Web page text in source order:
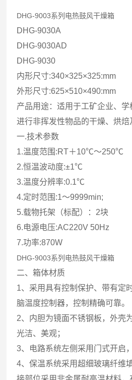
DHG-9003系列电热鼓风干燥箱
DHG-9030A
DHG-9030AD
DHG-9030
内形尺寸:340×325×325:mm
外形尺寸:625×510×490:mm
产品用途：适用于工矿企业、
进行非挥发性物品的干燥、烘焙
一.技术参数
1.温度范围:RT＋10℃～250℃
2.恒温波动度:±1℃
3.温度分辨率:0.1℃
4.定时范围:1～9999min;
5.载物托架（标配）：2块
6.电源电压:AC220V 50Hz
7.功率:870W
DHG-9003系列电热鼓风干燥箱
二、箱体材质
1、采用具有控制保护、带有定
脑温度控制器，控制精确可靠。
2、内胆为镜面不锈钢板，外壳
光洁、美观；
3、电路系统左侧采用门式开启
4、保温系统采用超细玻璃纤维